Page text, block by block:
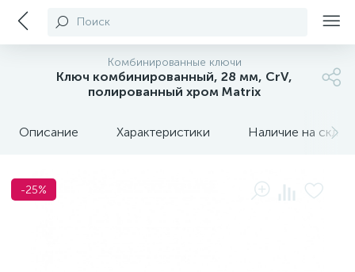
Поиск
Комбинированные ключи
Ключ комбинированный, 28 мм, CrV,
полированный хром Matrix
Описание Характеристики Наличие на
-25%